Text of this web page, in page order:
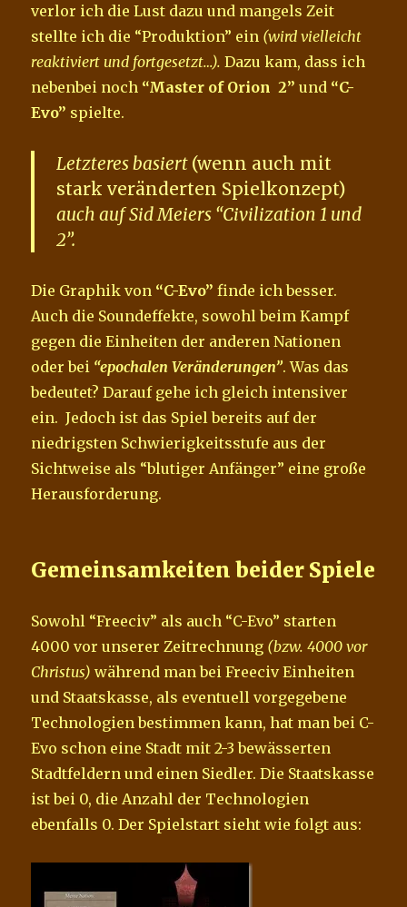
verlor ich die Lust dazu und mangels Zeit
stellte ich die “Produktion” ein (wird vielleicht
reaktiviert und fortgesetzt…). Dazu kam, dass ich
nebenbei noch “Master of Orion 2” und “C-
Evo” spielte.
Letzteres basiert (wenn auch mit
stark veränderten Spielkonzept)
auch auf Sid Meiers “Civilization 1 und
2”.
Die Graphik von “C-Evo” finde ich besser.
Auch die Soundeffekte, sowohl beim Kampf
gegen die Einheiten der anderen Nationen
oder bei “epochalen Veränderungen”. Was das
bedeutet? Darauf gehe ich gleich intensiver
ein. Jedoch ist das Spiel bereits auf der
niedrigsten Schwierigkeitsstufe aus der
Sichtweise als “blutiger Anfänger” eine große
Herausforderung.
Gemeinsamkeiten beider Spiele
Sowohl “Freeciv” als auch “C-Evo” starten
4000 vor unserer Zeitrechnung (bzw. 4000 vor
Christus) während man bei Freeciv Einheiten
und Staatskasse, als eventuell vorgegebene
Technologien bestimmen kann, hat man bei C-
Evo schon eine Stadt mit 2-3 bewässerten
Stadtfeldern und einen Siedler. Die Staatskasse
ist bei 0, die Anzahl der Technologien
ebenfalls 0. Der Spielstart sieht wie folgt aus: